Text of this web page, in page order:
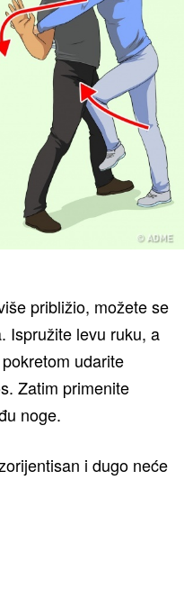
približio, možete se
Ispružite levu ruku, a
udarite
Zatim primenite
noge.
i dugo neće